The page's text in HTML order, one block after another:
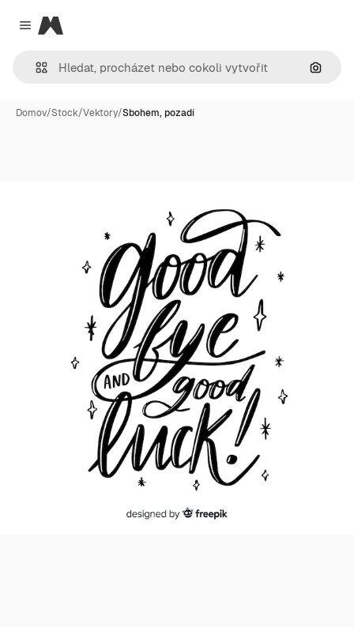
Close menu
Magnific
Hledat
Domov/Stock/Vektory/Sbohem, pozadí